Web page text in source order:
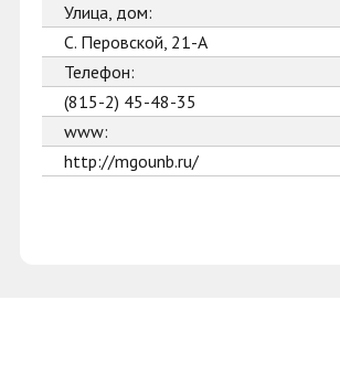
Улица, дом:
С. Перовской, 21-А
Телефон:
(815-2) 45-48-35
www:
http://mgounb.ru/